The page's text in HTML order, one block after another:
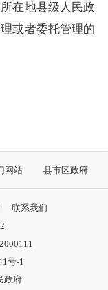
在地县级人民政
或者委托管理的
网站 县市区政府
|
联系我们
号-1
政府